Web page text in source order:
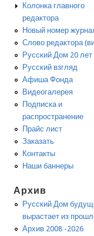
Колонка главного
редактора
Новый номер
Слово редактора
Русский Дом 20 лет
Русский взгляд
Афиша Фонда
Видеогалерея
Подписка и
распространение
Прайс лист
Заказать
Контакты
Наши баннеры
Архив
Русский Дом
вырастает из
Архив 2008 -2026